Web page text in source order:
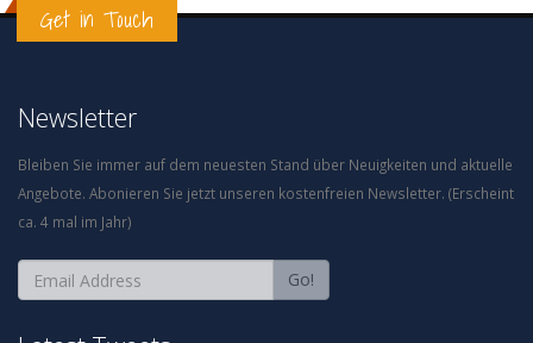
Get in Touch
Newsletter
Bleiben Sie immer auf dem neuesten Stand über Neuigkeiten und aktuelle
Angebote. Abonieren Sie jetzt unseren kostenfreien Newsletter. (Erscheint
ca. 4 mal im Jahr)
Go!